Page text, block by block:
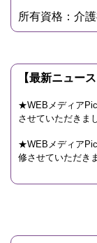
所有資格：介
【最新ニュース
★WEBメディア
させていただきま
★WEBメディア
修させていただき